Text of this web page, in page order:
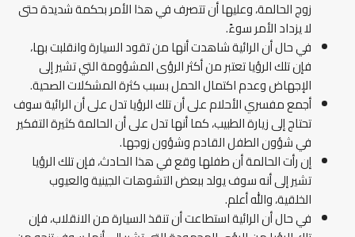
زوج الحالمة، وعليها أن تتصرف في هذا الأمر بحكمة شديدة حتى
لا يزداد الأمر سوءً.
في حال أن الرائية شاهدت أنها من تقود السيارة وانقلبت بها،
فإن تلك الرؤيا تعتبر من أكثر الرؤى المشؤومة التي تشير إلى
الإجهاض وعدم اكتمال الحمل بسبب كثرة المشكلات الصحية.
أجمع مفسري الأحلام على أن تلك الرؤيا تدل على أن الرائية سوف
تحتاج إلى زيارة الطبيب، كما أنها تدل على أن الحالمة كثيرة التفكير
في شؤون الطفل القادم وشؤون زوجها.
إن رأت الحالمة أن طفلها وقع في هذا الحادث، فإن تلك الرؤيا
تشير إلى أنه سوف يولد ببعض التشوهات الجينية والعيوب
الخلقية، والله أعلم.
في حال أن الرائية استطاعت أن تنقذ السيارة من الانقلاب، فإن